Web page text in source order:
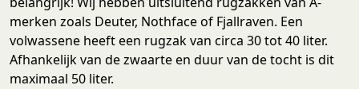
merken zoals Deuter, Nothface of Fjallraven. Een
volwassene heeft een rugzak van circa 30 tot 40 liter.
Afhankelijk van de zwaarte en duur van de tocht is dit
maximaal 50 liter.